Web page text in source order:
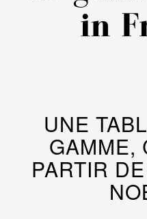
in
UNE
GAMME,
PARTIR